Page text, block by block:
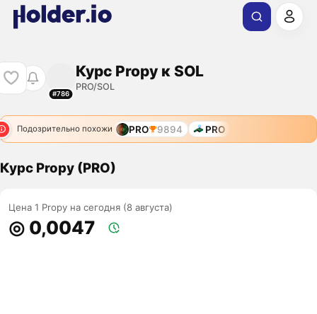
#786
Курс Propy к SOL
PRO/SOL
Подозрительно похожи PRO 9894 PRO
Курс Propy (PRO)
Цена 1 Propy на сегодня (8 августа)
◎ 0,0047